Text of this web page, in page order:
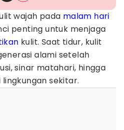
wajah pada malam hari
penting untuk menjaga
kulit. Saat tidur, kulit
alami setelah
sinar matahari, hingga
sekitar.